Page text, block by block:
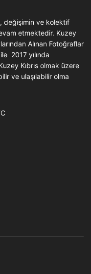
değişimin ve kolektif
etmektedir. Kuzey
Alınan Fotoğraflar
2017 yılında
Kıbrıs olmak üzere
ve ulaşılabilir olma